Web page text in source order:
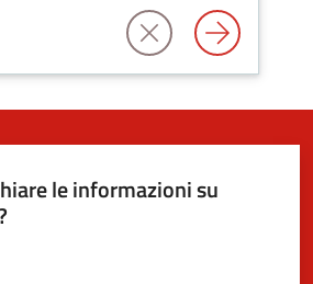
le informazioni su